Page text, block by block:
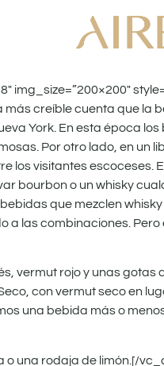
img_size=”200×200″
creíble cuenta que la
York. En esta época
Por otro lado, en un
los visitantes escoceses.
bourbon o un whisky
que mezclen
las combinaciones.
vermut rojo y unas
con vermut seco en
una bebida más o
una rodaja de limón.[/